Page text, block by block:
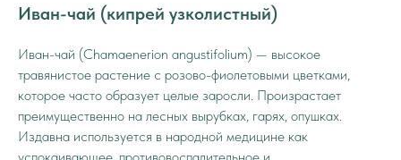
Иван-чай (кипрей узколистный)
Иван-чай (Chamaenerion angustifolium) — высокое
травянистое растение с розово-фиолетовыми цветками,
которое часто образует целые заросли. Произрастает
преимущественно на лесных вырубках, гарях, опушках.
Издавна используется в народной медицине как